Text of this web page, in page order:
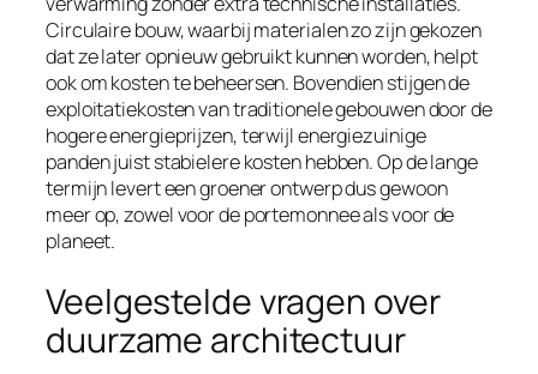
Circulaire bouw, waarbij materialen zo zijn gekozen
dat ze later opnieuw gebruikt kunnen worden, helpt
ook om kosten te beheersen. Bovendien stijgen de
exploitatiekosten van traditionele gebouwen door de
hogere energieprijzen, terwijl energiezuinige
panden juist stabielere kosten hebben. Op de lange
termijn levert een groener ontwerp dus gewoon
meer op, zowel voor de portemonnee als voor de
planeet.
Veelgestelde vragen over
duurzame architectuur